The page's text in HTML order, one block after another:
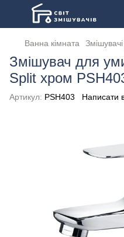
Ванна кімната
Змішувач для
Split хром
Артикул: PSH403 Написати